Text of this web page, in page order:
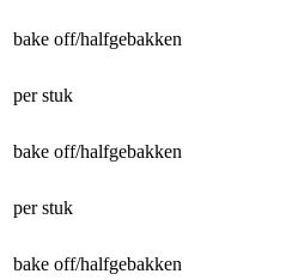
bake off/halfgebakken
per stuk
bake off/halfgebakken
per stuk
bake off/halfgebakken